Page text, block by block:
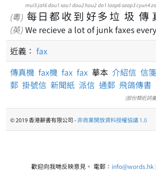
(粵) 每
mui5
日
jat6
都
dou1
收
sau1
到
dou2
好
hou2
多
do1
垃
laap6
圾
saap3
傳
cyun4
(英) We recieve a lot of junk faxes
近義： fax
傳真機 fax機 fax fax 摹本 介紹信 信箋
郵 掛號信 新聞紙 派信 通郵 飛鴿傳書
(部份類近詞
© 2019 香港辭書有限公司 -非商業開放資料授權協議 1.0
歡迎向我哋反映意見。 電郵： info@words.hk